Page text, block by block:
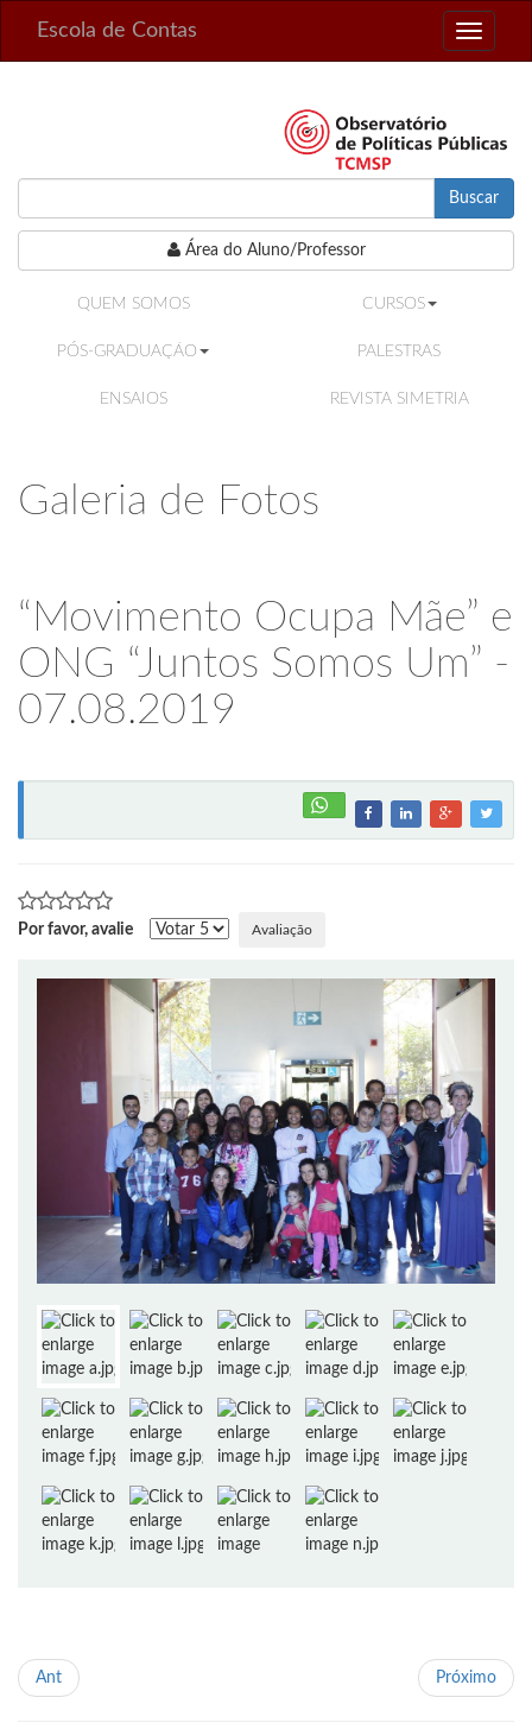
Toggle
Escola de Contas
Buscar
Área do Aluno/Professor
QUEM SOMOS CURSOS
PÓS-GRADUAÇÃO PALESTRAS
ENSAIOS REVISTA SIMETRIA
Galeria de Fotos
“Movimento Ocupa Mãe” e
ONG “Juntos Somos Um” -
07.08.2019
Por favor, avalie
Ant Próximo